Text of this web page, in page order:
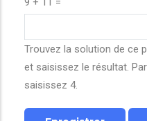
Trouvez la solution de ce
et saisissez le résultat.
saisissez 4.